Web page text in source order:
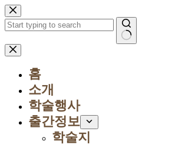
본
문
으
로
건
결
홈
소개
학술행사
출간정보
학술지